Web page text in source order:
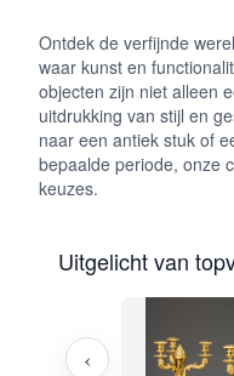
Ontdek de verfijnde
waar kunst en
objecten zijn niet alleen
uitdrukking van stijl en
naar een antiek stuk of
bepaalde periode, onze
keuzes.
Uitgelicht van
‹